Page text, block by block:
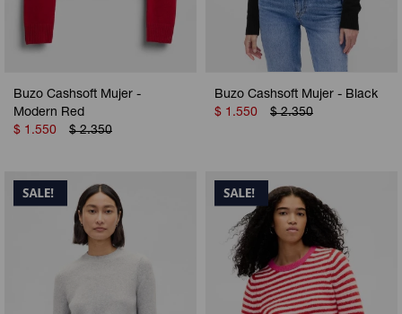
Buzo Cashsoft Mujer -
Modern Red
$ 1.550 $ 2.350
Buzo Cashsoft Mujer - Black
$ 1.550 $ 2.350